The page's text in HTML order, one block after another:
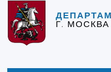
Г. МОСКВА